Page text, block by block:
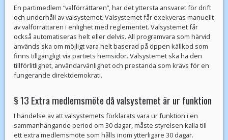
En partimedlem “valförrättaren”, har det yttersta ansvaret för drift
och underhåll av valsystemet. Valsystemet får exekveras manuellt
av valförrättaren i enlighet med reglementet. Valsystemet får
också automatiseras helt eller delvis. All programvara som härvid
används ska om möjligt vara helt baserad på öppen källkod som
finns tillgängligt via partiets hemsidor. Valsystemet ska ha den
tillförlitlighet, användarvänlighet och prestanda som krävs för en
fungerande direktdemokrati.
§ 13 Extra medlemsmöte då valsystemet är ur funktion
I händelse av att valsystemets förklarats vara ur funktion i en
sammanhängande period om 30 dagar, måste styrelsen kalla till
ett extra medlemsmöte som hålls inom ytterligare 30 dagar.